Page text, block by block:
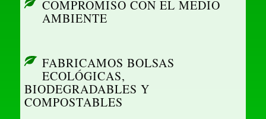
COMPROMISO CON EL MEDIO
AMBIENTE
FABRICAMOS BOLSAS
ECOLÓGICAS,
BIODEGRADABLES Y
COMPOSTABLES